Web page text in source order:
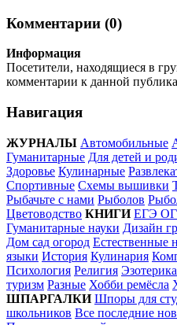
Комментарии (0)
Информация
Посетители, находящиеся в
комментарии к данной
Навигация
ЖУРНАЛЫ Автомобильные
Гуманитарные Для детей и
Здоровье Кулинарные
Спортивные Схемы вышивки
Рыбачьте с нами Рыболов
Цветоводство КНИГИ ЕГЭ
Гуманитарные науки Дизайн
Дом сад огород Естественные
языки История Кулинария
Психология Религия Эзотерика
туризм Разные Хобби ремёсла
ШПАРГАЛКИ Шпоры для
школьников Все последние